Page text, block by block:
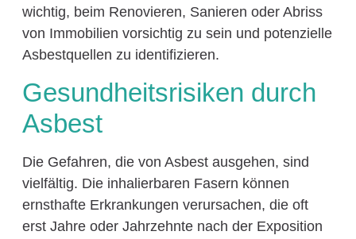
wichtig, beim Renovieren, Sanieren oder Abriss
von Immobilien vorsichtig zu sein und potenzielle
Asbestquellen zu identifizieren.
Gesundheitsrisiken durch
Asbest
Die Gefahren, die von Asbest ausgehen, sind
vielfältig. Die inhalierbaren Fasern können
ernsthafte Erkrankungen verursachen, die oft
erst Jahre oder Jahrzehnte nach der Exposition